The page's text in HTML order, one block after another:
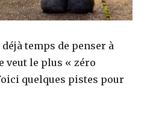
temps de penser à
veut le plus « zéro
quelques pistes pour